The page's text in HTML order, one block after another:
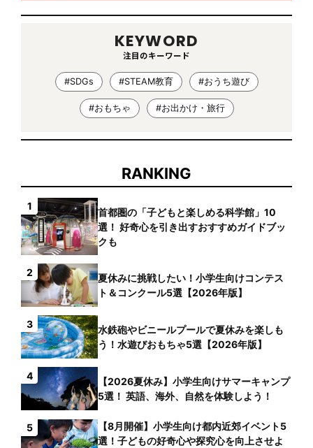
KEYWORD
注目のキーワード
#SDGs #STEAM教育 #おうち遊び
#おもちゃ #お出かけ・旅行
RANKING
1
首都圏の「子どもと楽しめる科学館」10
選！ 好奇心を引き出すおすすめガイドブッ
クも
2
夏休みに挑戦したい！小学生向けコンテス
ト＆コンクール5選【2026年版】
3
水鉄砲やビニールプールで夏休みを楽しも
う！水遊びおもちゃ5選【2026年版】
4
【2026夏休み】小学生向けサマーキャンプ
5選！ 英語、海外、自然を体験しよう！
5
【8月開催】小学生向け都内近郊イベント5
選！子どもの好奇心や探究心を向上させよ